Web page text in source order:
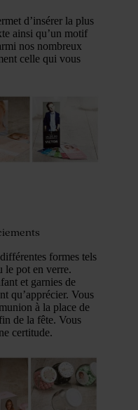
d’insérer la plus
ainsi qu’un motif
nos nombreux
celle qui vous
formes tels
le pot en verre.
et garnies de
qu’apprécier. Vous
à la place de
de la fête. Vous
certitude.